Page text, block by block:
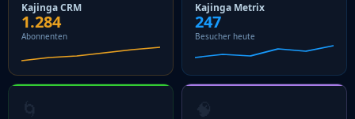
Kajinga CRM
1.284
Abonnenten
Kajinga Metrix
247
Besucher heute